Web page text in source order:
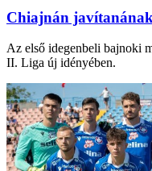
Chiajnán
Az első idegenbeli bajnoki
II. Liga új idényében.